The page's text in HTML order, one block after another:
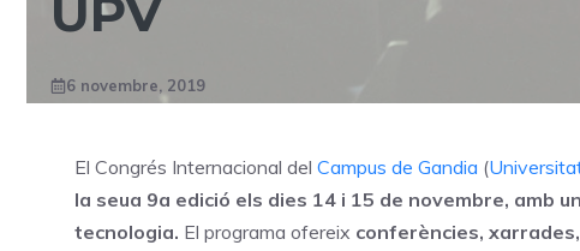
UPV
6 novembre, 2019
El Congrés Internacional del Campus de Gandia (
la seua 9a edició els dies 14 i 15 de novembre, amb
tecnologia. El programa ofereix conferències,